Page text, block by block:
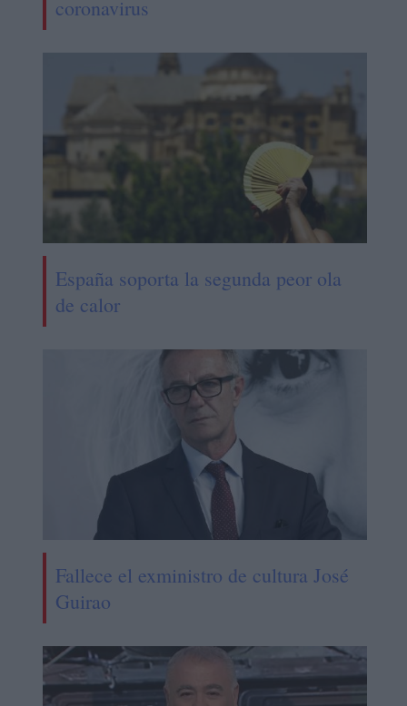
coronavirus
España soporta la segunda peor ola
de calor
Fallece el exministro de cultura José
Guirao